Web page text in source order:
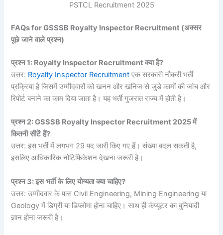
PSTCL Recruitment 2025
FAQs forGSSSB Royalty Inspector Recruitment (अक्सर
पूछे जाने वाले प्रश्न)
प्रश्न1: Royalty Inspector Recruitmentक्या है?
उत्तर: Royalty Inspector Recruitment एक सरकारी नौकरी भर्ती
प्रक्रिया है जिसमें उम्मीदवारों को खनन और खनिज से जुड़े कामों की जांच और
रिपोर्ट बनाने का काम दिया जाता है। यह भर्ती गुजरात राज्य में होती है।
प्रश्न2: GSSSB Royalty Inspector Recruitment 2025में
कितनी सीटें हैं?
उत्तर: इस भर्ती में लगभग 29 पद जारी किए गए हैं। संख्या बदल सकती है,
इसलिए आधिकारिक नोटिफिकेशन देखना जरूरी है।
प्रश्न3:इस भर्ती के लिए योग्यता क्या चाहिए?
उत्तर: उम्मीदवार के पास Civil Engineering, Mining Engineering या
Geology में डिग्री या डिप्लोमा होना चाहिए। साथ ही कंप्यूटर का बुनियादी
ज्ञान होना जरूरी है।